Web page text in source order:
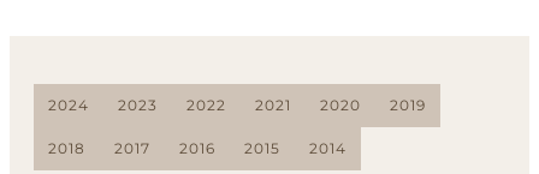
2024 2023 2022 2021 2020 2019
2018 2017 2016 2015 2014